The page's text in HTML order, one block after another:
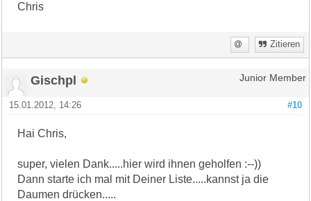
Chris
Zitieren
Gischpl Junior Member
#10
15.01.2012, 14:26
Hai Chris,
super, vielen Dank.....hier wird ihnen geholfen :--))
Dann starte ich mal mit Deiner Liste.....kannst ja die
Daumen drücken.....